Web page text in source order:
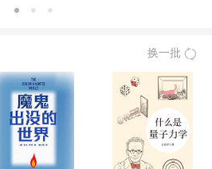
大学研究生院副院长、物理系
、《大学物理》杂志副主编。
相对论、黑洞和引力波的教学
论文100余篇，出版科研专
余本；曾两次获科技步二等
奖。
换一批